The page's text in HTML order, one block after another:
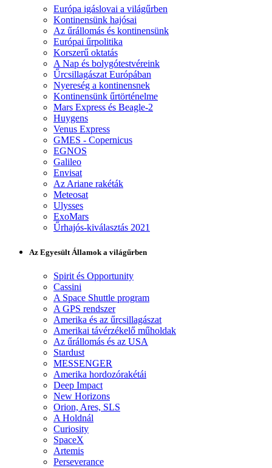
Európa igáslovai a világűrben
Kontinensünk hajósai
Az űrállomás és kontinensünk
Európai űrpolitika
Korszerű oktatás
A Nap és bolygótestvéreink
Űrcsillagászat Európában
Nyereség a kontinensnek
Kontinensünk űrtörténelme
Mars Express és Beagle-2
Huygens
Venus Express
GMES - Copernicus
EGNOS
Galileo
Envisat
Az Ariane rakéták
Meteosat
Ulysses
ExoMars
Űrhajós-kiválasztás 2021
Az Egyesült Államok a világűrben
Spirit és Opportunity
Cassini
A Space Shuttle program
A GPS rendszer
Amerika és az űrcsillagászat
Amerikai távérzékelő műholdak
Az űrállomás és az USA
Stardust
MESSENGER
Amerika hordozórakétái
Deep Impact
New Horizons
Orion, Ares, SLS
A Holdnál
Curiosity
SpaceX
Artemis
Perseverance